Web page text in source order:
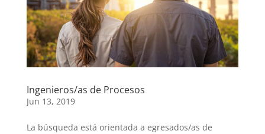
Ingenieros/as de Procesos
Jun 13, 2019
​La búsqueda está orientada a egresados/as de